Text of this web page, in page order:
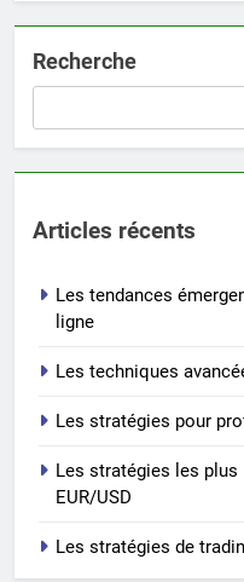
Recherche
Articles récents
Les tendances
ligne
Les techniques
Les stratégies pour
Les stratégies les
EUR/USD
Les stratégies de